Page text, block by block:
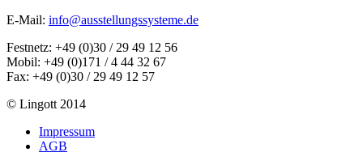
E-Mail: info@ausstellungssysteme.de
Festnetz: +49 (0)30 / 29 49 12 56
Mobil: +49 (0)171 / 4 44 32 67
Fax: +49 (0)30 / 29 49 12 57
© Lingott 2014
Impressum
AGB